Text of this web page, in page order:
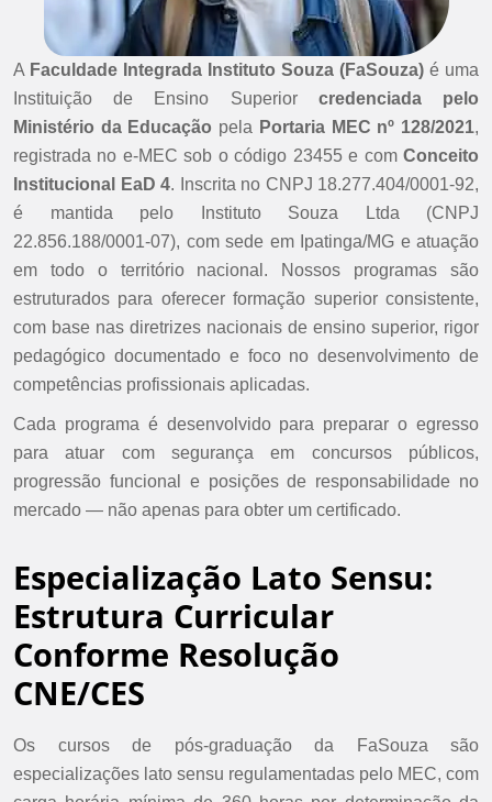
A Faculdade Integrada Instituto Souza (FaSouza) é uma
Instituição de Ensino Superior credenciada pelo
Ministério da Educação pela Portaria MEC nº 128/2021,
registrada no e-MEC sob o código 23455 e com Conceito
Institucional EaD 4. Inscrita no CNPJ 18.277.404/0001-92,
é mantida pelo Instituto Souza Ltda (CNPJ
22.856.188/0001-07), com sede em Ipatinga/MG e atuação
em todo o território nacional. Nossos programas são
estruturados para oferecer formação superior consistente,
com base nas diretrizes nacionais de ensino superior, rigor
pedagógico documentado e foco no desenvolvimento de
competências profissionais aplicadas.
Cada programa é desenvolvido para preparar o egresso
para atuar com segurança em concursos públicos,
progressão funcional e posições de responsabilidade no
mercado — não apenas para obter um certificado.
Especialização Lato Sensu:
Estrutura Curricular
Conforme Resolução
CNE/CES
Os cursos de pós-graduação da FaSouza são
especializações lato sensu regulamentadas pelo MEC, com